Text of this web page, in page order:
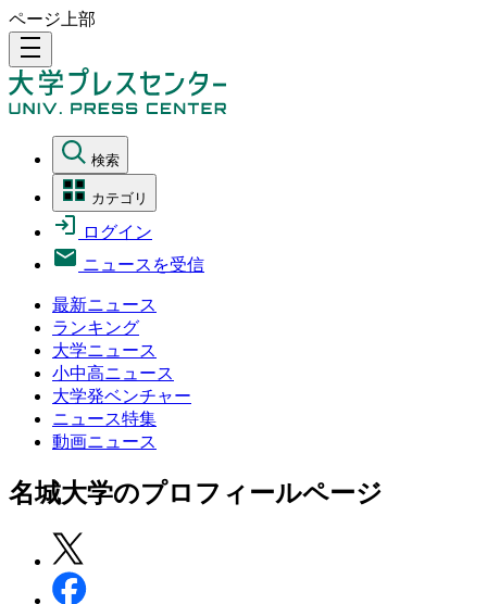
ページ上部
density_medium
検索
カテゴリ
ログイン
ニュースを受信
最新ニュース
ランキング
大学ニュース
小中高ニュース
大学発ベンチャー
ニュース特集
動画ニュース
名城大学のプロフィールページ